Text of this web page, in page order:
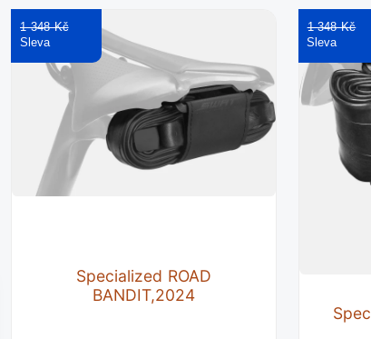
Specialized ROAD
BANDIT,2024
1 348 Kč 1 348 Kč